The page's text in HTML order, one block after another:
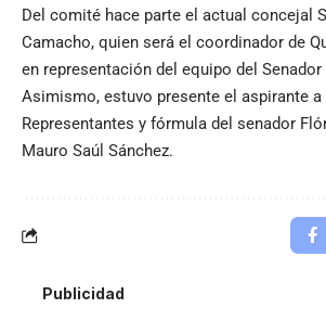
Del comité hace parte el actual concejal
Camacho, quien será el coordinador de
en representación del equipo del Senador
Asimismo, estuvo presente el aspirante a
Representantes y fórmula del senador
Mauro Saúl Sánchez.
Publicidad